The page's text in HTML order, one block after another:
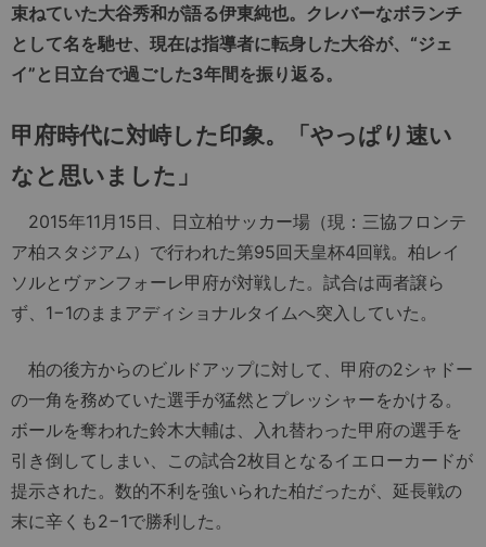
束ねていた大谷秀和が語る伊東純也。クレバーなボランチ
として名を馳せ、現在は指導者に転身した大谷が、“ジェ
イ”と日立台で過ごした3年間を振り返る。
甲府時代に対峙した印象。「やっぱり速い
なと思いました」
2015年11月15日、日立柏サッカー場（現：三協フロンテ
ア柏スタジアム）で行われた第95回天皇杯4回戦。柏レイ
ソルとヴァンフォーレ甲府が対戦した。試合は両者譲ら
ず、1−1のままアディショナルタイムへ突入していた。
柏の後方からのビルドアップに対して、甲府の2シャドー
の一角を務めていた選手が猛然とプレッシャーをかける。
ボールを奪われた鈴木大輔は、入れ替わった甲府の選手を
引き倒してしまい、この試合2枚目となるイエローカードが
提示された。数的不利を強いられた柏だったが、延長戦の
末に辛くも2−1で勝利した。